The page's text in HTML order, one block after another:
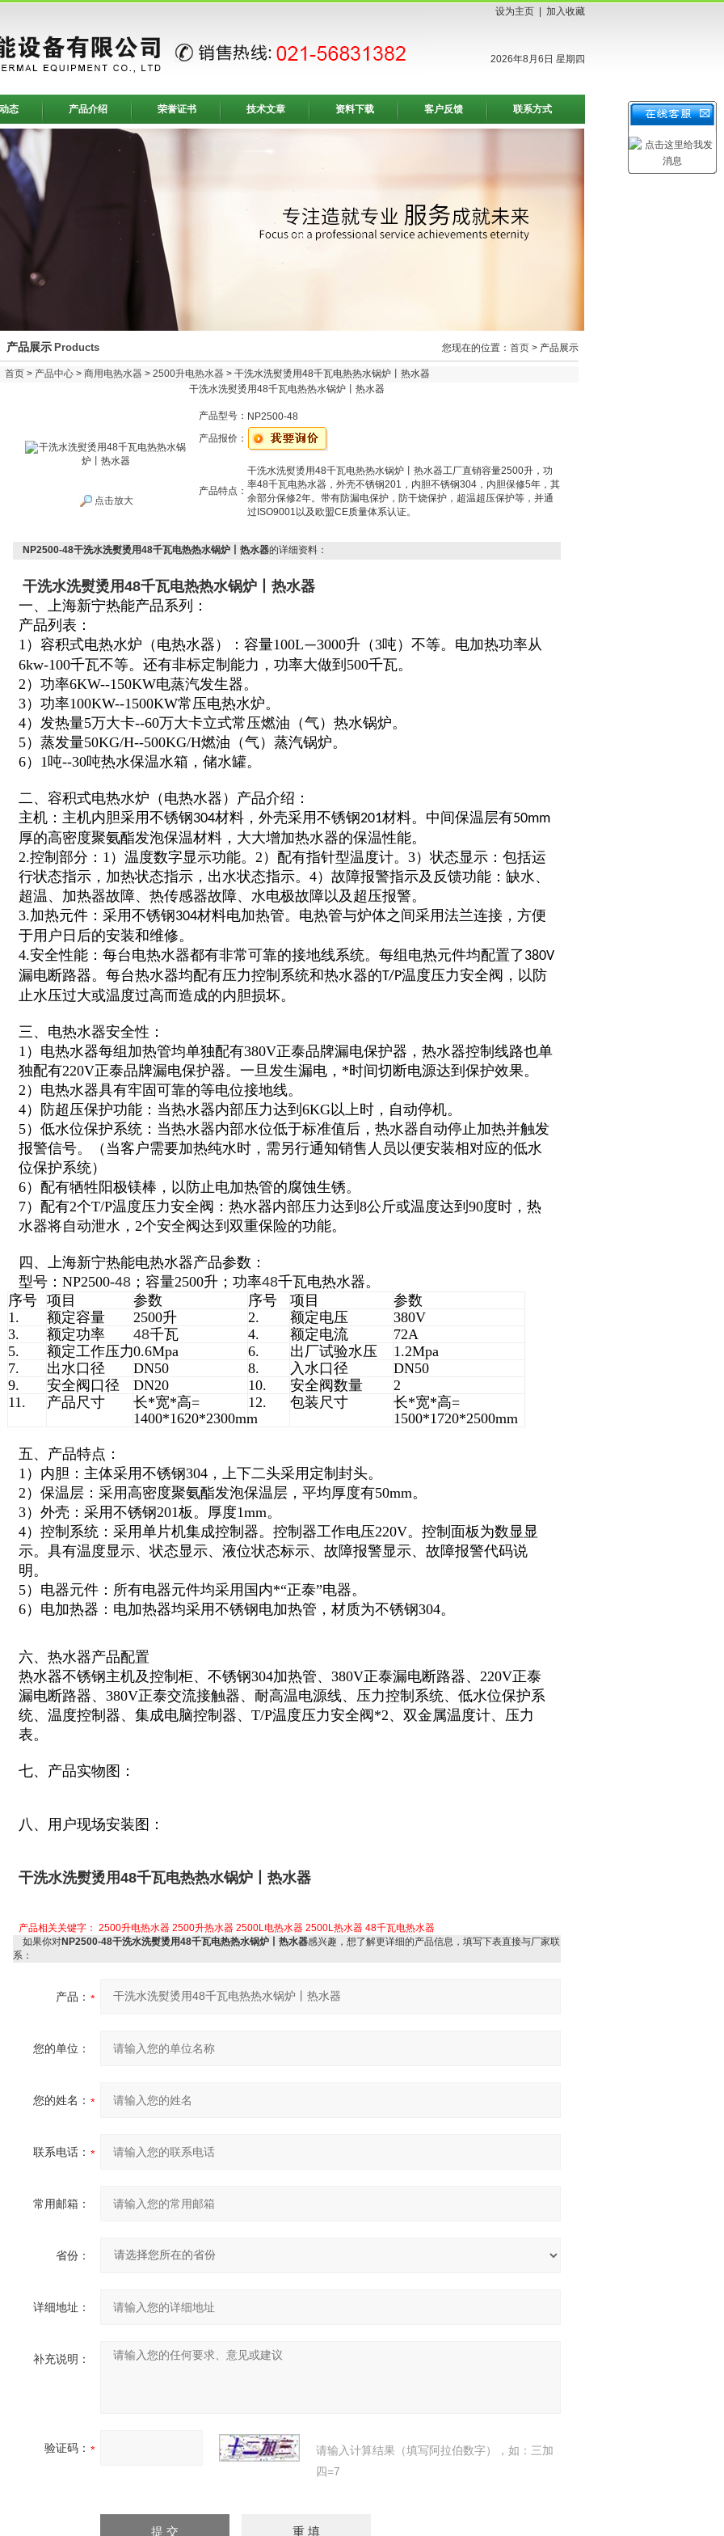
设为主页 加入收藏
2026年8月6日 星期四
态 产品介绍 荣誉证书 技术文章 资料下载 客户反馈 联系方式
产品展示 Products 您现在的位置： 首页 > 产品展示
首页 > 产品中心 > 商用电热水器 > 2500升电热水器 > 干洗水洗熨烫用48千瓦电热热水锅炉丨热水器
干洗水洗熨烫用48千瓦电热热水锅炉丨热水器
点击放大
产品型号： NP2500-48
产品报价：
产品特点：
干洗水洗熨烫用48千瓦电热热水锅炉丨热水器工厂直销容量2500升，功
率48千瓦电热水器，外壳不锈钢201，内胆不锈钢304，内胆保修5年，其
余部分保修2年。带有防漏电保护，防干烧保护，超温超压保护等，并通
过ISO9001以及欧盟CE质量体系认证。
NP2500-48干洗水洗熨烫用48千瓦电热热水锅炉丨热水器的详细资料：
干洗水洗熨烫用48千瓦电热热水锅炉丨热水器
一、上海新宁热能产品系列：
产品列表：
1）容积式电热水炉（电热水器）：容量100L—3000升（3吨）不等。电加热功率从
6kw-100千瓦不等。还有非标定制能力，功率大做到500千瓦。
2）功率6KW--150KW电蒸汽发生器。
3）功率100KW--1500KW常压电热水炉。
4）发热量5万大卡--60万大卡立式常压燃油（气）热水锅炉。
5）蒸发量50KG/H--500KG/H燃油（气）蒸汽锅炉。
6）1吨--30吨热水保温水箱，储水罐。
二、容积式电热水炉（电热水器）产品介绍：
主机：主机内胆采用不锈钢304材料，外壳采用不锈钢201材料。中间保温层有50mm
厚的高密度聚氨酯发泡保温材料，大大增加热水器的保温性能。
2.控制部分：1）温度数字显示功能。2）配有指针型温度计。3）状态显示：包括运
行状态指示，加热状态指示，出水状态指示。4）故障报警指示及反馈功能：缺水、
超温、加热器故障、热传感器故障、水电极故障以及超压报警。
3.加热元件：采用不锈钢304材料电加热管。电热管与炉体之间采用法兰连接，方便
于用户日后的安装和维修。
4.安全性能：每台电热水器都有非常可靠的接地线系统。每组电热元件均配置了380V
漏电断路器。每台热水器均配有压力控制系统和热水器的T/P温度压力安全阀，以防
止水压过大或温度过高而造成的内胆损坏。
三、电热水器安全性：
1）电热水器每组加热管均单独配有380V正泰品牌漏电保护器，热水器控制线路也单
独配有220V正泰品牌漏电保护器。一旦发生漏电，*时间切断电源达到保护效果。
2）电热水器具有牢固可靠的等电位接地线。
4）防超压保护功能：当热水器内部压力达到6KG以上时，自动停机。
5）低水位保护系统：当热水器内部水位低于标准值后，热水器自动停止加热并触发
报警信号。（当客户需要加热纯水时，需另行通知销售人员以便安装相对应的低水
位保护系统）
6）配有牺牲阳极镁棒，以防止电加热管的腐蚀生锈。
7）配有2个T/P温度压力安全阀：热水器内部压力达到8公斤或温度达到90度时，热
水器将自动泄水，2个安全阀达到双重保险的功能。
四、上海新宁热能电热水器产品参数：
型号：NP2500-48 ；容量2500升；功率48千瓦电热水器。
序号
项目 参数 序号 项目
参数
1.
额定容量 2500升 2. 额定电压
380V
3.
额定功率 48千瓦 4. 额定电流
72A
5.
额定工作压力0.6Mpa 6. 出厂试验水压
1.2Mpa
7.
出水口径 DN50 8. 入水口径
DN50
9.
安全阀口径 DN20 10. 安全阀数量
2
11.
产品尺寸
长*宽*高=
1400*1620*2300mm
12. 包装尺寸
长*宽*高=
1500*1720*2500mm
五、产品特点：
1）内胆：主体采用不锈钢304，上下二头采用定制封头。
2）保温层：采用高密度聚氨酯发泡保温层，平均厚度有50mm。
3）外壳：采用不锈钢201板。厚度1mm。
4）控制系统：采用单片机集成控制器。控制器工作电压220V。控制面板为数显显
示。具有温度显示、状态显示、液位状态标示、故障报警显示、故障报警代码说
明。
5）电器元件：所有电器元件均采用国内*“正泰”电器。
6）电加热器：电加热器均采用不锈钢电加热管，材质为不锈钢304。
六、热水器产品配置
热水器不锈钢主机及控制柜、不锈钢304加热管、380V正泰漏电断路器、220V正泰
漏电断路器、380V正泰交流接触器、耐高温电源线、压力控制系统、低水位保护系
统、温度控制器、集成电脑控制器、T/P温度压力安全阀*2、双金属温度计、压力
表。
七、产品实物图：
八、用户现场安装图：
干洗水洗熨烫用48千瓦电热热水锅炉丨热水器
产品相关关键字： 2500升电热水器 2500升热水器 2500L电热水器 2500L热水器 48千瓦电热水器
如果你对NP2500-48干洗水洗熨烫用48千瓦电热热水锅炉丨热水器感兴趣，想了解更详细的产品信息，填写下表直接与厂家联
系：
产品：
您的单位：
您的姓名：
联系电话：
常用邮箱：
省份：
详细地址：
补充说明：
验证码：
请输入计算结果（填写阿拉伯数字），如：三加
四=7